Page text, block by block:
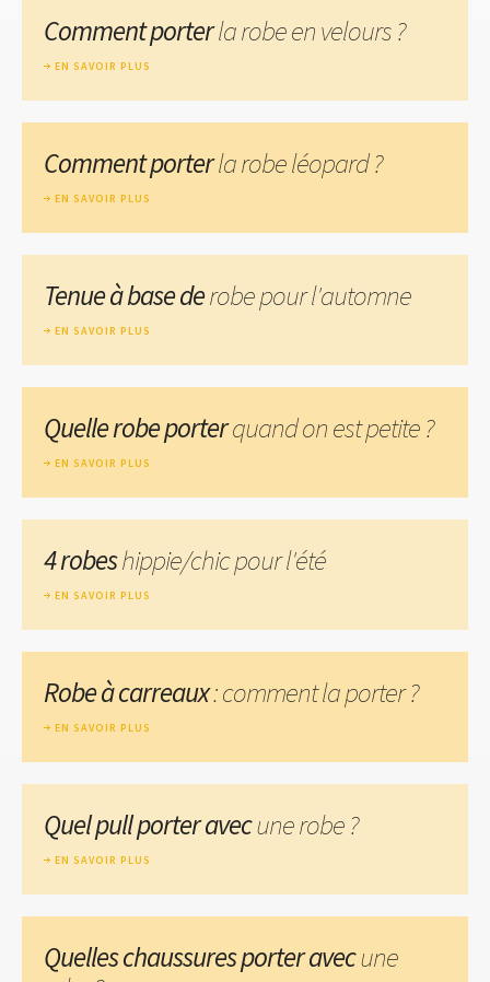
Comment porterla robe en velours ?
EN SAVOIR PLUS
Comment porterla robe léopard ?
EN SAVOIR PLUS
Tenue à base derobe pour l'automne
EN SAVOIR PLUS
Quelle robe porterquand on est petite ?
EN SAVOIR PLUS
4 robeshippie/chic pour l'été
EN SAVOIR PLUS
Robe à carreaux: comment la porter ?
EN SAVOIR PLUS
Quel pull porter avecune robe ?
EN SAVOIR PLUS
Quelles chaussures porter avecune